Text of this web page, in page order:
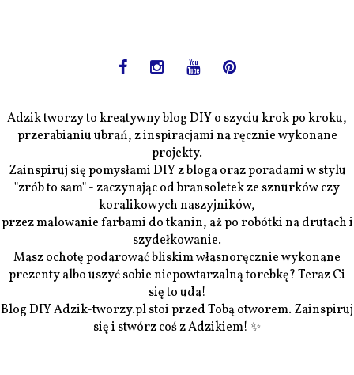
Adzik tworzy to kreatywny blog DIY o szyciu krok po kroku,
przerabianiu ubrań, z inspiracjami na ręcznie wykonane
projekty.
Zainspiruj się pomysłami DIY z bloga oraz poradami w stylu
"zrób to sam" - zaczynając od bransoletek ze sznurków czy
koralikowych naszyjników,
przez malowanie farbami do tkanin, aż po robótki na drutach i
szydełkowanie.
Masz ochotę podarować bliskim własnoręcznie wykonane
prezenty albo uszyć sobie niepowtarzalną torebkę? Teraz Ci
się to uda!
Blog DIY Adzik-tworzy.pl stoi przed Tobą otworem. Zainspiruj
się i stwórz coś z Adzikiem! ✨